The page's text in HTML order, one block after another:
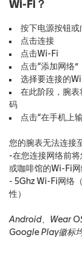
Wi-Fi？
按下电源按钮
点击连接
点击Wi-Fi
点击“添加网络”
选择要连接的
在此阶段，腕
码
点击“在手机上
您的腕表无法连接
-在您连接网络前
或咖啡馆的Wi-Fi网
- 5Ghz Wi-Fi网络
性）
Android、Wear
Google Play徽标